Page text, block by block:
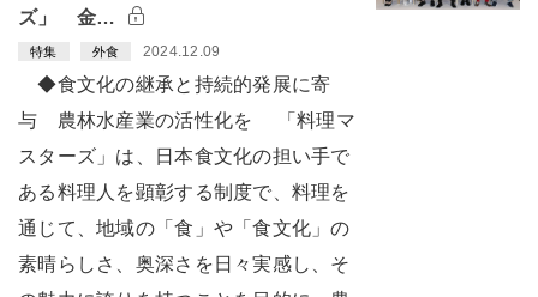
ズ」 金…
特集 外食 2024.12.09
◆食文化の継承と持続的発展に寄
与 農林水産業の活性化を 「料理マ
スターズ」は、日本食文化の担い手で
ある料理人を顕彰する制度で、料理を
通じて、地域の「食」や「食文化」の
素晴らしさ、奥深さを日々実感し、そ